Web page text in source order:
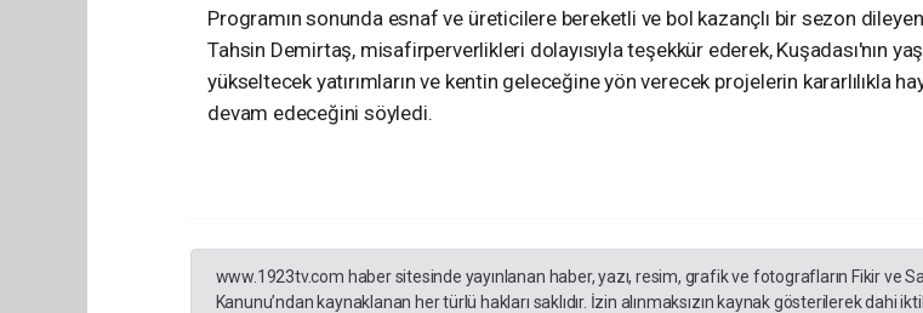
Programın sonunda esnaf ve üreticilere bereketli ve bol kazançlı bir sezon
Tahsin Demirtaş, misafirperverlikleri dolayısıyla teşekkür ederek, Kuşadası'nın
yükseltecek yatırımların ve kentin geleceğine yön verecek projelerin kararlılıkla
devam edeceğini söyledi.
www.1923tv.com haber sitesinde yayınlanan haber, yazı, resim, grafik ve fotografların Fikir ve
Kanunu’ndan kaynaklanan her türlü hakları saklıdır. İzin alınmaksızın kaynak gösterilerek dahi